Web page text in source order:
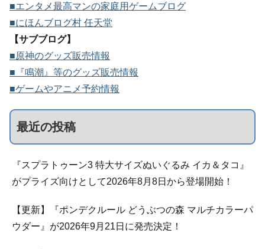
■エンタメ最高マンの家庭用ゲームブログ
■にほんブログ村 任天堂
【サブブログ】
■原神のグッズ販売情報
■『鳴潮』等のグッズ販売情報
■ゲームやアニメ予約情報
最近の投稿
『スプラトゥーン3 特大サイズぬいぐるみ イカ＆タコ』
がプライズ向けとして2026年8月8日から登場開始！
【更新】『ポンデクルール どうぶつの森 マルチカラーパ
ウダー』が2026年9月21日に発売決定！